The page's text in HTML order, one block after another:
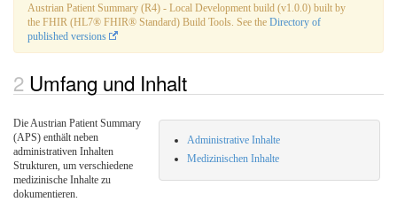
Austrian Patient Summary (R4) - Local Development build (v1.0.0) built by
the FHIR (HL7® FHIR® Standard) Build Tools. See the Directory of
published versions
Umfang und Inhalt
Administrative Inhalte
Medizinischen Inhalte
Die Austrian Patient Summary
(APS) enthält neben
administrativen Inhalten
Strukturen, um verschiedene
medizinische Inhalte zu
dokumentieren.